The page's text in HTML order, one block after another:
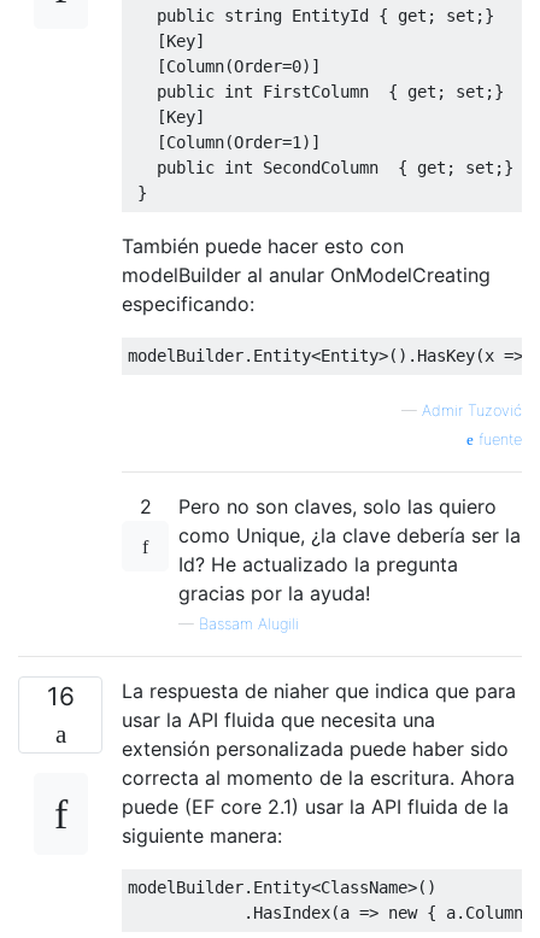
public string EntityId { get ; set ;}
[Key]
[Column(Order=0)]
public int FirstColumn { get ; set ;}
[Key]
[Column(Order=1 )]
public int SecondColumn { get ; set ;}
}
También puede hacer esto con
modelBuilder al anular OnModelCreating
especificando:
modelBuilder. Entity<Entity>(). HasKey(x =>
— Admir Tuzović
fuente
2
Pero no son claves, solo las quiero
como Unique, ¿la clave debería ser la
Id? He actualizado la pregunta
gracias por la ayuda!
— Bassam Alugili
16
La respuesta de niaher que indica que para
usar la API fluida que necesita una
extensión personalizada puede haber sido
correcta al momento de la escritura. Ahora
puede (EF core 2.1) usar la API fluida de la
siguiente manera:
modelBuilder. Entity<ClassName>()
. HasIndex(a => new { a. Column1